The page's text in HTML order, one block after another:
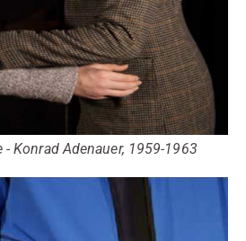
- Konrad Adenauer, 1959-1963